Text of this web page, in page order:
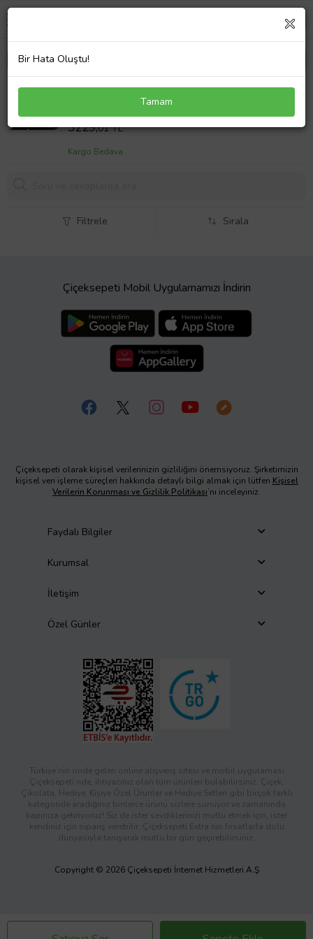
Hp Pavilion Gaming 15-ec1013nt Laptop Batarya ile
Uyumlu Pil Versiyon 1 (Çok Renkli)
Sepet Fiyatı
3229,01 TL
Kargo Bedava
Filtrele Sırala
Çiçeksepeti Mobil Uygulamamızı İndirin
Çiçeksepeti olarak kişisel verilerinizin gizliliğini önemsiyoruz. Şirketimizin
kişisel veri işleme süreçleri hakkında detaylı bilgi almak için lütfen Kişisel
Verilerin Korunması ve Gizlilik Politikası’nı inceleyiniz.
Faydalı Bilgiler
Kurumsal
İletişim
Özel Günler
Türkiye’nin önde gelen online alışveriş sitesi ve mobil uygulaması
Çiçeksepeti’nde, ihtiyacınız olan tüm ürünleri bulabilirsiniz. Çiçek,
Çikolata, Hediye, Kişiye Özel Ürünler ve Hediye Setleri gibi birçok farklı
kategoride aradığınız binlerce ürünü sizlere sunuyor ve zamanında
kapınıza getiriyoruz! Siz de ister sevdiklerinizi mutlu etmek için, ister
kendiniz için sipariş verebilir; Çiçeksepeti Extra’nın fırsatlarla dolu
dünyasıyla tanışarak mutlu bir gün geçirebilirsiniz.
Copyright © 2026 Çiçeksepeti İnternet Hizmetleri A.Ş
Bir Hata Oluştu!
Tamam